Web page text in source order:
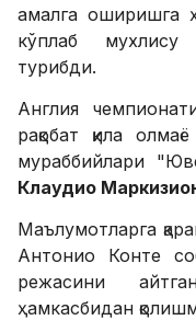
амалга оширишга
кўплаб мухлису
турибди.
Англия
рақобат қила
мураббийлари
Клаудио
Маълумотларга
Антонио Конте
режасини
ҳамкасбидан